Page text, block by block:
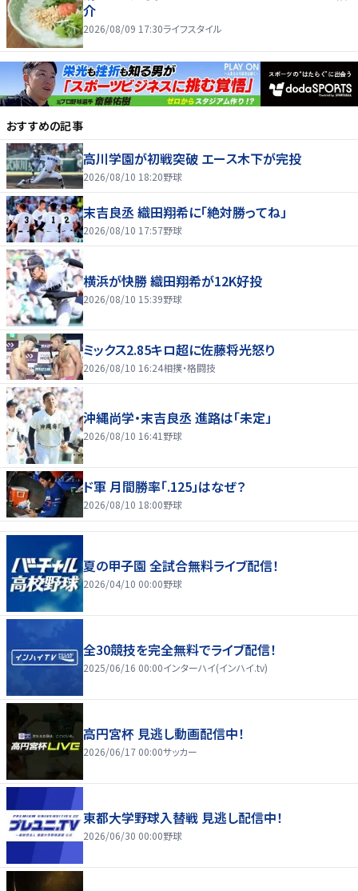
介
2026/08/09 17:30ライフスタイル
おすすめの記事
高川学園が初戦突破 エース木下が完投
2026/08/10 18:20野球
末吉良丞 織田翔希に「絶対勝ってね」
2026/08/10 17:57野球
横浜が快勝 織田翔希が12K好投
2026/08/10 15:39野球
ミックス2.85キロ超に佐藤将光怒り
2026/08/10 16:24相撲・格闘技
沖縄尚学・末吉良丞 進路は「未定」
2026/08/10 16:41野球
ド軍 月間勝率「.125」はなぜ？
2026/08/10 18:00野球
夏の甲子園 全試合無料ライブ配信！
2026/04/10 00:00野球
全30競技を完全無料でライブ配信！
2025/06/16 00:00インターハイ(インハイ.tv)
高円宮杯 見逃し動画配信中！
2026/06/17 00:00サッカー
東都大学野球入替戦 見逃し配信中！
2026/06/30 00:00野球